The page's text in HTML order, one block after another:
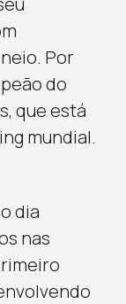
Por
do
que está
mundial.
dia
nas